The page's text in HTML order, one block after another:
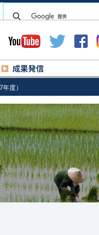
究活動
ース
変動適応センター
ニュートラル達成に
大学等コアリション
おける
ルス」研究の新展開
活動など
／人材育成
リリース
イベント
刊行物
ソーシャルメディア
度）